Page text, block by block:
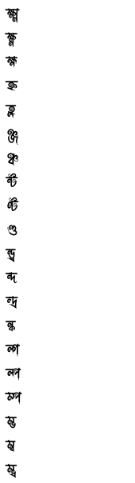
ক্ষ্ম
ক্ষ্ণ
হ্ম
হ্ন
হ্ল
ঞ্জ
ঞ্চ
ন্ট
ণ্ট
ণ্ড
ন্ড্র
ন্দ
ন্দ্র
ল্ক
ল্গ
ল্প
ম্প
ম্ভ
ম্ব
ম্ভ্র